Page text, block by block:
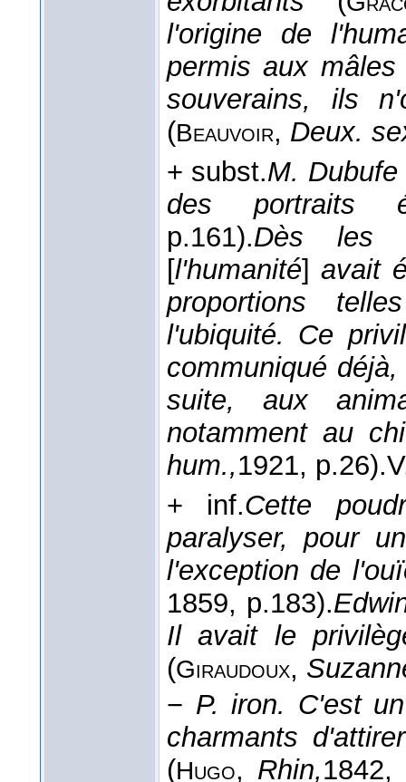
l'origine de
permis aux
souverains, ils
(Beauvoir, Deux.
+ subst.M.
des portraits
p.161).Dès les
[l'humanité]avait
proportions
l'ubiquité. Ce
communiqué
suite, aux
notamment au
hum.,1921, p.26).
+ inf.Cette
paralyser, pour
l'exception de
1859, p.183).
Il avait le
(Giraudoux,
− P. iron. C'est
charmants
(Hugo, Rhin,1842,